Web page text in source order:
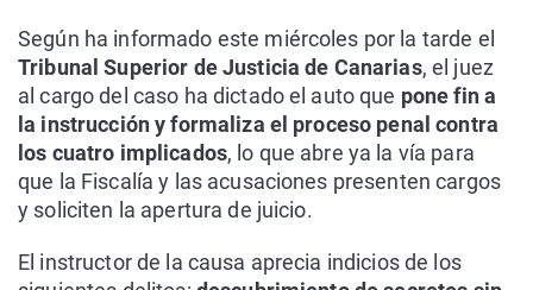
Según ha informado este miércoles por la tarde el
Tribunal Superior de Justicia de Canarias, el juez
al cargo del caso ha dictado el auto que pone fin a
la instrucción y formaliza el proceso penal contra
los cuatro implicados, lo que abre ya la vía para
que la Fiscalía y las acusaciones presenten cargos
y soliciten la apertura de juicio.
El instructor de la causa aprecia indicios de los